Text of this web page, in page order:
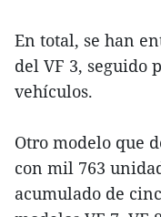
En total, se han
del VF 3, seguido
vehículos.
Otro modelo que
con mil 763
acumulado de